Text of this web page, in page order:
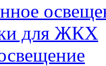
для ЖКХ